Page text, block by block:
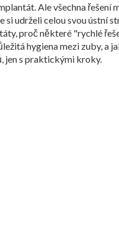
Ale všechna řešení
si udrželi celou svou ústní
proč některé "rychlé
hygiena mezi zuby, a
jen s praktickými kroky.